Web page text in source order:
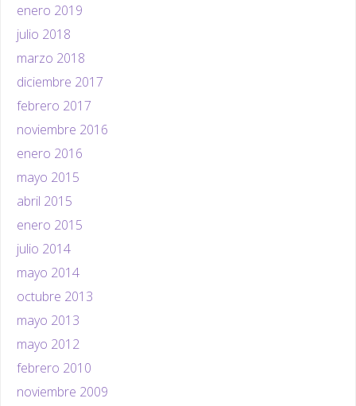
enero 2019
julio 2018
marzo 2018
diciembre 2017
febrero 2017
noviembre 2016
enero 2016
mayo 2015
abril 2015
enero 2015
julio 2014
mayo 2014
octubre 2013
mayo 2013
mayo 2012
febrero 2010
noviembre 2009